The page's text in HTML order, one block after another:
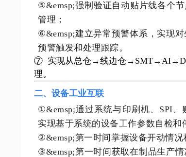
⑤&emsp;强制验证自动贴片线各个
管理；
⑥&emsp;建立异常预警体系，实现
预警触发和处理跟踪。
⑦ 实现从总仓→线边仓
理。
二、设备工业互联
①&emsp;通过系统与印刷机、SPI、
实现基于系统的设备工作参数自检和
②&emsp;第一时间掌握设备开动情况
③&emsp;第一时间获取在制品生产